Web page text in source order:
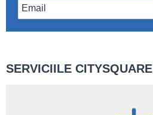
SERVICIILE CITYSQUARE